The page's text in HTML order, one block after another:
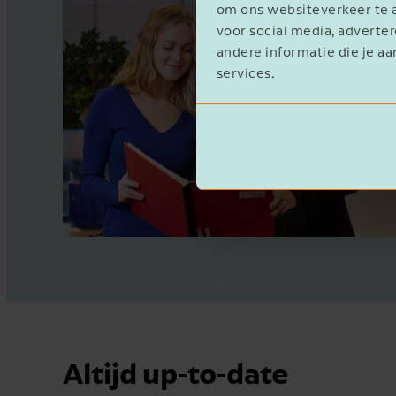
om ons websiteverkeer te
voor social media,
andere informatie die je
services.
Altijd up-to-date